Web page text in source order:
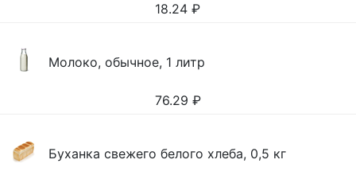
18.24 ₽
Молоко, обычное, 1 литр
76.29 ₽
Буханка свежего белого хлеба, 0,5 кг